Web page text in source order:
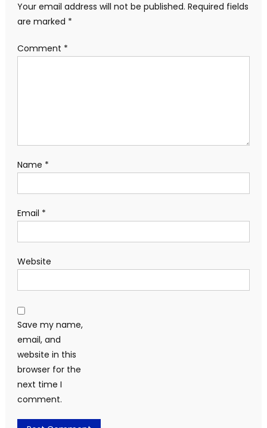
Your email address will not be published. Required fields
are marked *
Comment *
Name *
Email *
Website
Save my name,
email, and
website in this
browser for the
next time I
comment.